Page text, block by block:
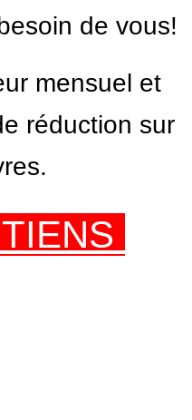
de vous!
mensuel et
réduction sur